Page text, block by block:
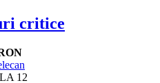
critice
12